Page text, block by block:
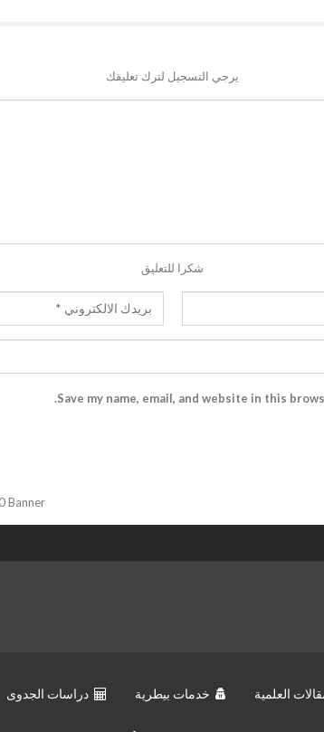
يرجي التسجيل لترك تعليقك
شكرا للتعليق
Save my name, email, and website in this
العلمية خدمات بيطرية دراسات الجدوى